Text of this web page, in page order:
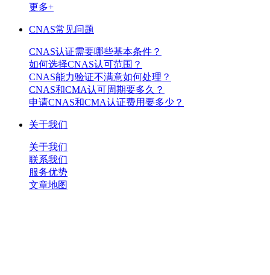
更多+
CNAS常见问题
CNAS认证需要哪些基本条件？
如何选择CNAS认可范围？
CNAS能力验证不满意如何处理？
CNAS和CMA认可周期要多久？
申请CNAS和CMA认证费用要多少？
关于我们
关于我们
联系我们
服务优势
文章地图